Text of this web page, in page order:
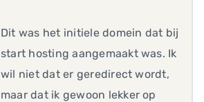
Dit was het initiele domein dat bij
start hosting aangemaakt was. Ik
wil niet dat er geredirect wordt,
maar dat ik gewoon lekker op